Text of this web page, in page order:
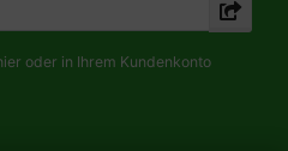
oder in Ihrem Kundenkonto